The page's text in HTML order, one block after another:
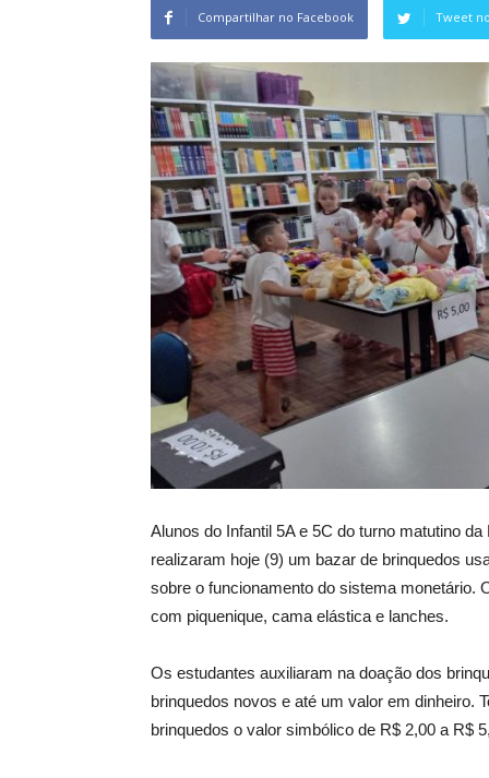
Compartilhar no Facebook Tweet
Alunos do Infantil 5A e 5C do turno matutino
realizaram hoje (9) um bazar de brinquedos
sobre o funcionamento do sistema monetário.
com piquenique, cama elástica e lanches.
Os estudantes auxiliaram na doação dos
brinquedos novos e até um valor em dinheiro.
brinquedos o valor simbólico de R$ 2,00 a R$